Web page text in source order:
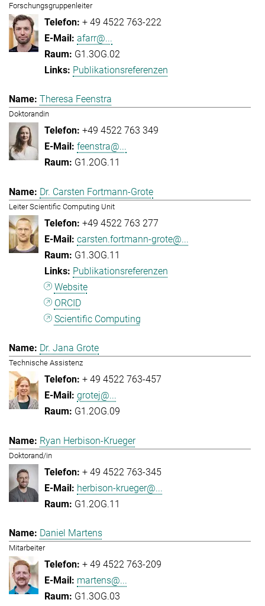
Forschungsgruppenleiter
+ 49 4522 763-222
afarr@...
G1.3OG.02
Publikationsreferenzen
Theresa Feenstra
Doktorandin
+49 4522 763 349
feenstra@...
G1.2OG.11
Dr. Carsten Fortmann-Grote
Leiter Scientific Computing Unit
+49 4522 763 277
carsten.fortmann-grote@...
G1.3OG.11
Publikationsreferenzen
Website
ORCID
Scientific Computing
Dr. Jana Grote
Technische Assistenz
+ 49 4522 763-457
grotej@...
G1.2OG.09
Ryan Herbison-Krueger
Doktorand/in
+ 49 4522 763-345
herbison-krueger@...
G1.2OG.11
Daniel Martens
Mitarbeiter
+ 49 4522 763-209
martens@...
G1.3OG.03